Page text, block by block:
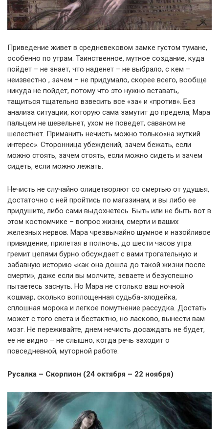
Приведение живет в средневековом замке густом тумане,
особенно по утрам. Таинственное, мутное создание, куда
пойдет – не знает, что наденет – не выбрало, с кем –
неизвестно , зачем – не придумало, скорее всего, вообще
никуда не пойдет, потому что это нужно вставать,
тащиться тщательно взвесить все «за» и «против». Без
анализа ситуации, которую сама замутит до предела, Мара
пальцем не шевельнет, ухом не поведет, саваном не
шелестнет. Приманить нечисть можно только«на жуткий
интерес». Сторонница убеждений, зачем бежать, если
можно стоять, зачем стоять, если можно сидеть и зачем
сидеть, если можно лежать.
Нечисть не случайно олицетворяют со смертью от удушья,
достаточно с ней пройтись по магазинам, и вы либо ее
придушите, либо сами выдохнетесь. Быть или не быть вот в
этом костюмчике – вопрос жизни, смерти и ваших
железных нервов. Мара чрезвычайно шумное и назойливое
привидение, прилетая в полночь, до шести часов утра
гремит цепями бурно обсуждает с вами трогательную и
забавную историю «как она дошла до такой жизни после
смерти», даже если вы молчите, зеваете и безуспешно
пытаетесь заснуть. Но Мара не столько ваш ночной
кошмар, сколько воплощенная судьба-злодейка,
сплошная морока и легкое помутнение рассудка. Достать
может с того света и бестактно, но ласково, вынести вам
мозг. Не переживайте, днем нечисть досаждать не будет,
ее не видно – не слышно, когда речь заходит о
повседневной, муторной работе.
Русалка – Скорпион (24 октября – 22 ноября)